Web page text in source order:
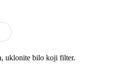
uklonite bilo koji filter.